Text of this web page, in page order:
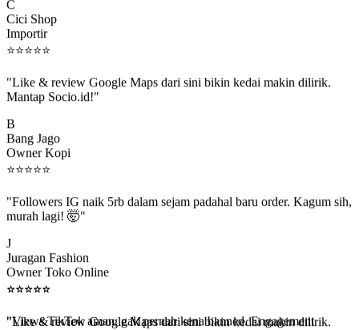
Cici Shop
Importir
⭐⭐⭐⭐⭐
Mantap Socio.id!"
Bang Jago
Owner Kopi
⭐⭐⭐⭐ ⭐
murah lagi! 🤯"
Juragan Fashion
Owner Toko Online
⭐⭐⭐⭐ ⭐
beneran naik, algoritma suka."